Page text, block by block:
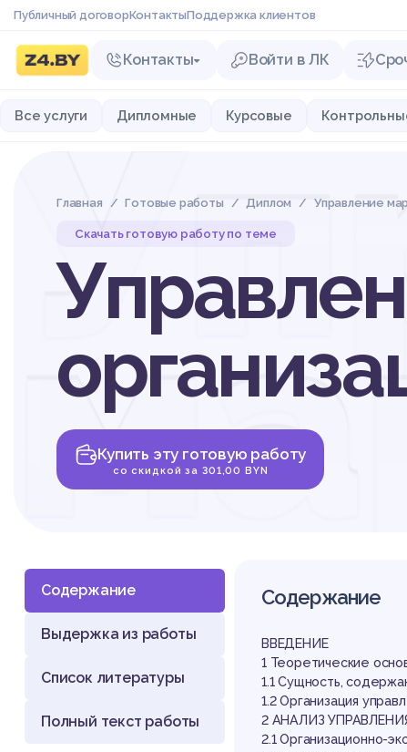
Публичный договорКонтактыПоддержка клиентов
Контакты Войти в ЛК
Все услуги Дипломные Курсовые
Главная Готовые работы Диплом Управление
Скачать готовую работу по теме
Купить эту готовую работу
со скидкой за 301,00 BYN
в
Содержание
Выдержка из работы
Список литературы
Полный текст работы
Содержание
ВВЕДЕНИЕ
1 Теоретические
1.1 Сущность,
1.2 Организация
2 АНАЛИЗ
2.1 Организационно-